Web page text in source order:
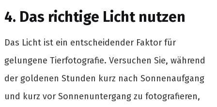
4. Das richtige Licht nutzen
Das Licht ist ein entscheidender Faktor für
gelungene Tierfotografie. Versuchen Sie, während
der goldenen Stunden kurz nach Sonnenaufgang
und kurz vor Sonnenuntergang zu fotografieren,